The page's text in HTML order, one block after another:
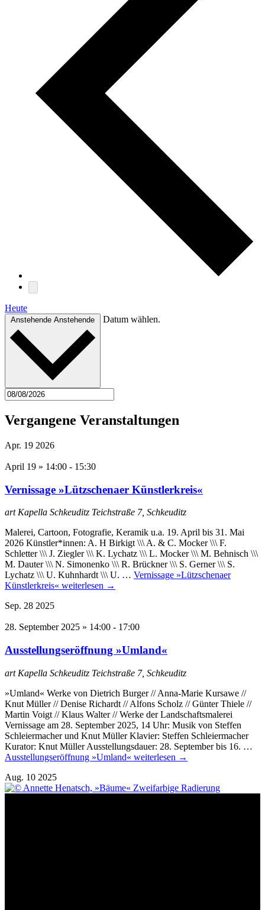
Heute
Anstehende Anstehende Datum wählen.
Vergangene Veranstaltungen
Apr. 19 2026
April 19 » 14:00 - 15:30
Vernissage »Lützschenaer Künstlerkreis«
art Kapella Schkeuditz Teichstraße 7, Schkeuditz
Malerei, Cartoon, Fotografie, Keramik u.a. 19. April bis 31. Mai
2026 Künstler*innen: A. H Birkigt \\\ A. & C. Mocker \\\ F.
Schletter \\\ J. Ziegler \\\ K. Lychatz \\\ L. Mocker \\\ M. Behnisch \\\
M. Dauter \\\ N. Simonenko \\\ R. Brückner \\\ S. Gerner \\\ S.
Lychatz \\\ U. Kuhnhardt \\\ U. … Vernissage »Lützschenaer
Künstlerkreis« weiterlesen →
Sep. 28 2025
28. September 2025 » 14:00 - 17:00
Ausstellungseröffnung »Umland«
art Kapella Schkeuditz Teichstraße 7, Schkeuditz
»Umland« Werke von Dietrich Burger // Anna-Marie Kursawe //
Knut Müller // Denise Richardt // Alfons Scholz // Günter Thiele //
Martin Voigt // Klaus Walter // Werke der Landschaftsmalerei
Vernissage am 28. September 2025, 14 Uhr: Musik von Steffen
Schleiermacher und Knut Müller Klavier: Steffen Schleiermacher
Kurator: Knut Müller Ausstellungsdauer: 28. September bis 16. …
Ausstellungseröffnung »Umland« weiterlesen →
Aug. 10 2025